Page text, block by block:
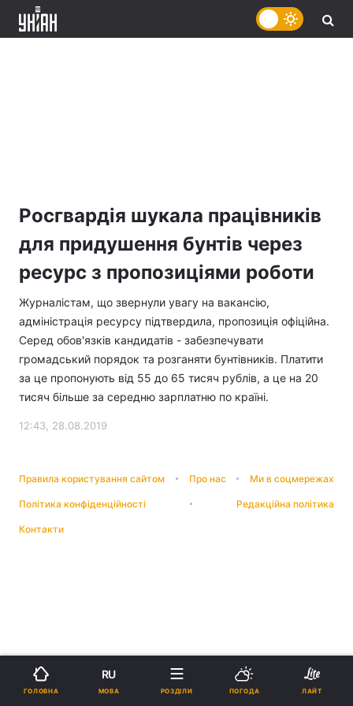
Росгвардія шукала працівників
для придушення бунтів через
ресурс з пропозиціями роботи
Журналістам, що звернули увагу на вакансію,
адміністрація ресурсу підтвердила, пропозиція офіційна.
Серед обов'язків кандидатів - забезпечувати
громадський порядок та розганяти бунтівників. Платити
за це пропонують від 55 до 65 тисяч рублів, а це на 20
тисяч більше за середню зарплатню по країні.
12:43, 28.08.2019
Правила користування сайтом Про нас Ми в соцмережах
Політика конфіденційності Редакційна політика
Контакти
ГОЛОВНА
RU
МОВА РОЗДІЛИ ПОГОДА ЛАЙТ